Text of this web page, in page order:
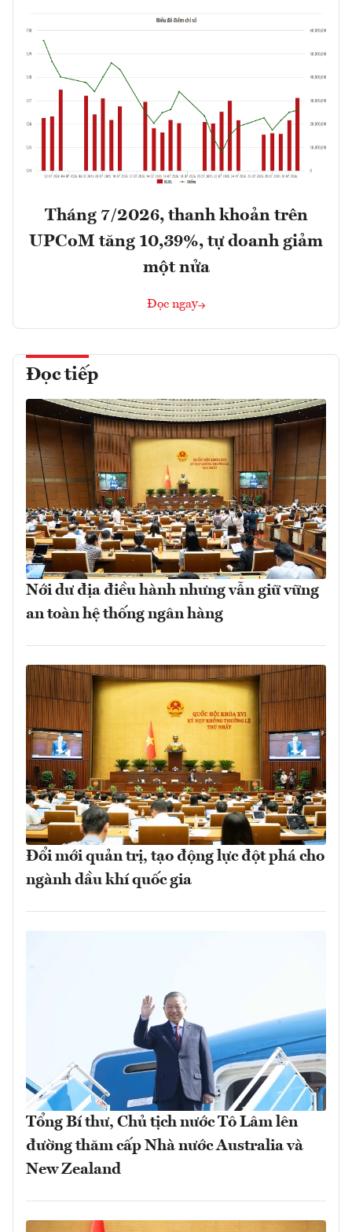
Tháng 7/2026, thanh khoản trên
UPCoM tăng 10,39%, tự doanh giảm
một nửa
Đọc ngay
Đọc tiếp
Nới dư địa điều hành nhưng vẫn giữ vững
an toàn hệ thống ngân hàng
Đổi mới quản trị, tạo động lực đột phá cho
ngành dầu khí quốc gia
Tổng Bí thư, Chủ tịch nước Tô Lâm lên
đường thăm cấp Nhà nước Australia và
New Zealand